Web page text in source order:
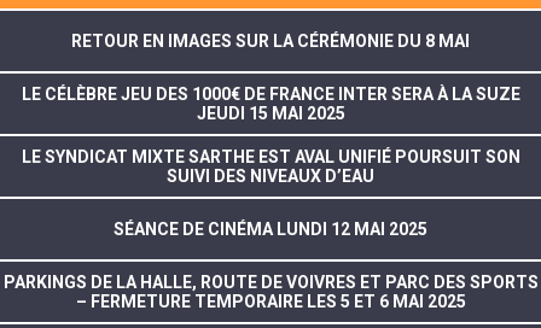
RETOUR EN IMAGES SUR LA CÉRÉMONIE DU 8 MAI
LE CÉLÈBRE JEU DES 1000€ DE FRANCE INTER SERA À LA SUZE
JEUDI 15 MAI 2025
LE SYNDICAT MIXTE SARTHE EST AVAL UNIFIÉ POURSUIT SON
SUIVI DES NIVEAUX D’EAU
SÉANCE DE CINÉMA LUNDI 12 MAI 2025
PARKINGS DE LA HALLE, ROUTE DE VOIVRES ET PARC DES SPORTS
– FERMETURE TEMPORAIRE LES 5 ET 6 MAI 2025